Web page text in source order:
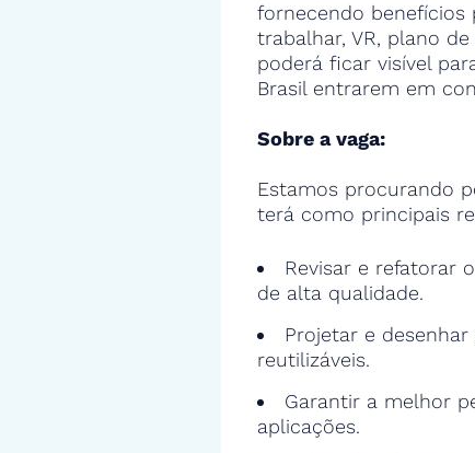
fornecendo benefícios
trabalhar, VR, plano
poderá ficar visível
Brasil entrarem em
Sobre a vaga:
Estamos procurando
terá como principais
Revisar e refatorar
de alta qualidade.
Projetar e
reutilizáveis.
Garantir a melhor
aplicações.